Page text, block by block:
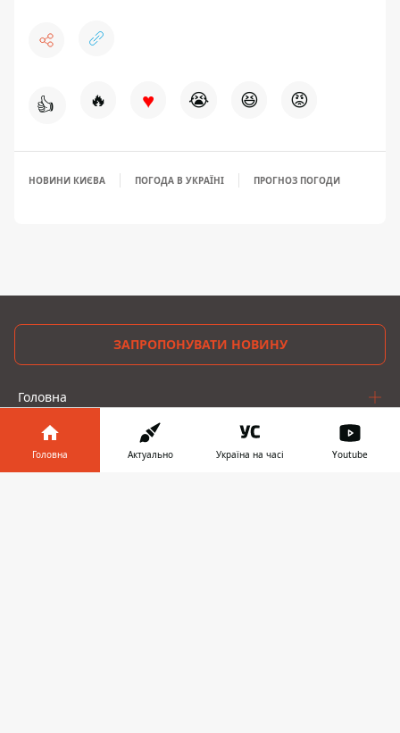
👍 🔥 ♥ 😭 😆 😡
НОВИНИ КИЄВА ПОГОДА В УКРАЇНІ ПРОГНОЗ ПОГОДИ
ЗАПРОПОНУВАТИ НОВИНУ
Головна
Про проєкт
Реклама
Головна Актуально Україна на часі Youtube